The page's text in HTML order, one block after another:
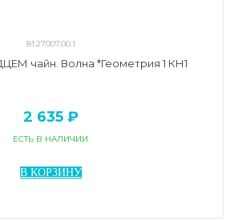
81.27007.00.1
чайн. Волна *Геометрия 1 КН1
2 635 ₽
ЕСТЬ В НАЛИЧИИ
В КОРЗИНУ